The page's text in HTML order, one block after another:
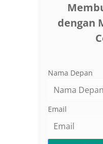
dengan
Nama Depan
Email